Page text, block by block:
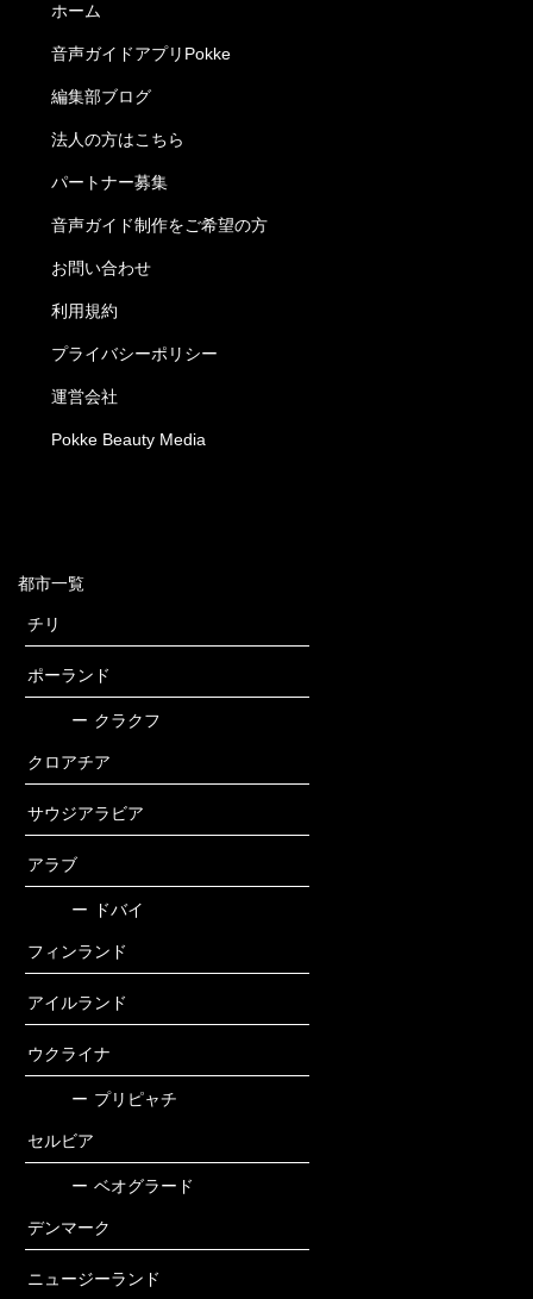
ホーム
音声ガイドアプリPokke
編集部ブログ
法人の方はこちら
パートナー募集
音声ガイド制作をご希望の方
お問い合わせ
利用規約
プライバシーポリシー
運営会社
Pokke Beauty Media
都市一覧
チリ
ポーランド
ー クラクフ
クロアチア
サウジアラビア
アラブ
ー ドバイ
フィンランド
アイルランド
ウクライナ
ー プリピャチ
セルビア
ー ベオグラード
デンマーク
ニュージーランド